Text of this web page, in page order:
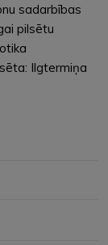
sadarbības
pilsētu
Ilgtermiņa